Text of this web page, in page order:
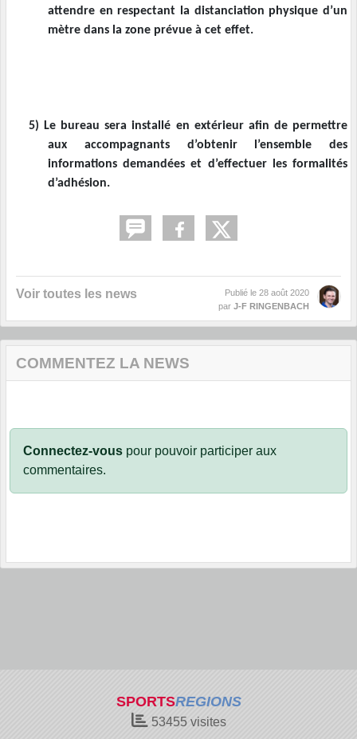
attendre en respectant la distanciation physique d’un
mètre dans la zone prévue à cet effet.
5)
Le bureau sera installé en extérieur afin de permettre
aux accompagnants d’obtenir l’ensemble des
informations demandées et d’effectuer les formalités
d’adhésion.
Voir toutes les news Publié le 28 août 2020
par J-F RINGENBACH
COMMENTEZ LA NEWS
Connectez-vous pour pouvoir participer aux
commentaires.
SPORTSREGIONS
53455visites